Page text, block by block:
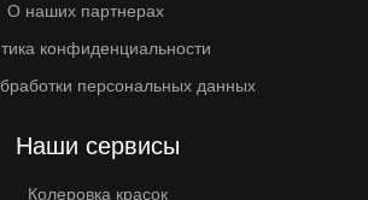
О наших партнерах
конфиденциальности
персональных данных
Наши сервисы
Колеровка красок